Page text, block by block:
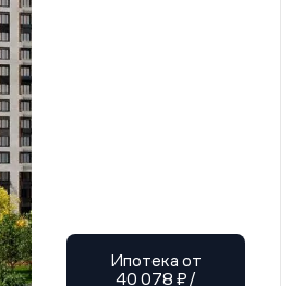
Ипотека от
40 078 ₽/